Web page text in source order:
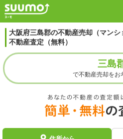
大阪府三島郡の不動産売却（マンシ
不動産査定（無料）
三島
で不動産売却をお